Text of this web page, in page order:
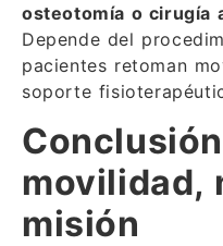
osteotomía o cirugía
Depende del
pacientes retoman
soporte
movilidad,
misión